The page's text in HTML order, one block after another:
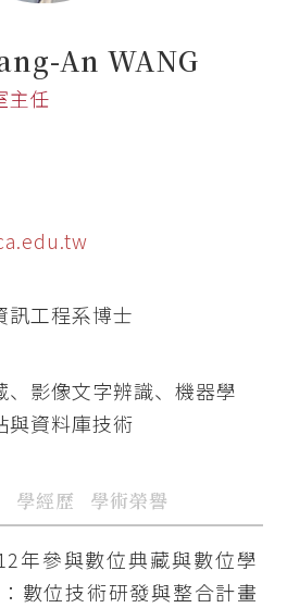
An WANG
主任
訊工程系博士
、影像文字辨識、機器學
與資料庫技術
學經歷 學術榮譽
年參與數位典藏與數位學
數位技術研發與整合計畫